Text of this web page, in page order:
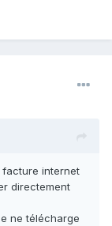
facture internet
directement
ne télécharge